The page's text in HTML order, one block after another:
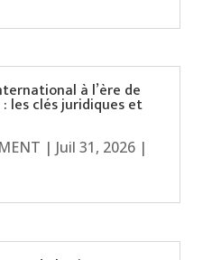
à l’ère de
les clés juridiques et
| Juil 31, 2026|